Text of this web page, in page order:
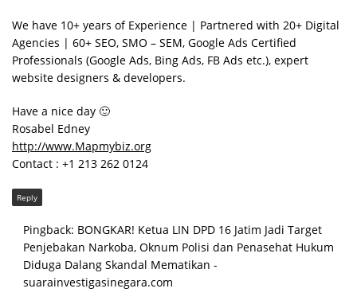
We have 10+ years of Experience | Partnered with 20+ Digital
Agencies | 60+ SEO, SMO – SEM, Google Ads Certified
Professionals (Google Ads, Bing Ads, FB Ads etc.), expert
website designers & developers.
Have a nice day 🙂
Rosabel Edney
http://www.Mapmybiz.org
Contact : +1 213 262 0124
Reply
Pingback: BONGKAR! Ketua LIN DPD 16 Jatim Jadi Target
Penjebakan Narkoba, Oknum Polisi dan Penasehat Hukum
Diduga Dalang Skandal Mematikan -
suarainvestigasinegara.com